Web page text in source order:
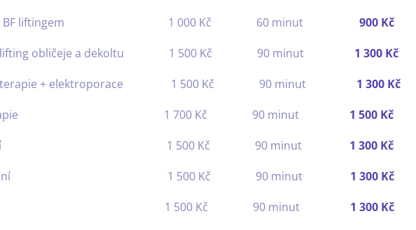
s BF liftingem 1 000 Kč 60 minut900 Kč
BF lifting obličeje a dekoltu 1 500 Kč 90 minut 1 300 Kč
+ elektroporace 1 500 Kč 90 minut 1 300 Kč
mezoterapie 1 700 Kč 90 minut 1 500 Kč
ošetření 1 500 Kč 90 minut 1 300 Kč
ošetření 1 500 Kč 90 minut 1 300 Kč
ošetření 1 500 Kč 90 minut 1 300 Kč